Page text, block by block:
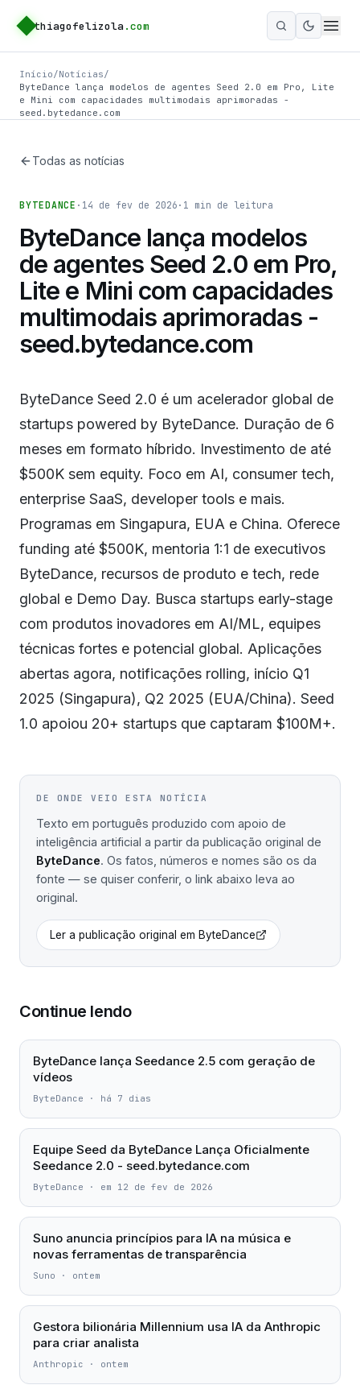
thiagofelizola .com
Ativar
Início/Notícias/
ByteDance lança modelos de agentes Seed 2.0 em Pro, Lite
e Mini com capacidades multimodais aprimoradas -
seed.bytedance.com
Todas as notícias
BYTEDANCE · 14 de fev de 2026 · 1 min de leitura
ByteDance lança modelos
de agentes Seed 2.0 em Pro,
Lite e Mini com capacidades
multimodais aprimoradas -
seed.bytedance.com
ByteDance Seed 2.0 é um acelerador global de
startups powered by ByteDance. Duração de 6
meses em formato híbrido. Investimento de até
$500K sem equity. Foco em AI, consumer tech,
enterprise SaaS, developer tools e mais.
Programas em Singapura, EUA e China. Oferece
funding até $500K, mentoria 1:1 de executivos
ByteDance, recursos de produto e tech, rede
global e Demo Day. Busca startups early-stage
com produtos inovadores em AI/ML, equipes
técnicas fortes e potencial global. Aplicações
abertas agora, notificações rolling, início Q1
2025 (Singapura), Q2 2025 (EUA/China). Seed
1.0 apoiou 20+ startups que captaram $100M+.
DE ONDE VEIO ESTA NOTÍCIA
Texto em português produzido com apoio de
inteligência artificial a partir da publicação original de
ByteDance. Os fatos, números e nomes são os da
fonte — se quiser conferir, o link abaixo leva ao
original.
Ler a publicação original em ByteDance
Continue lendo
ByteDance lança Seedance 2.5 com geração de
vídeos
ByteDance · há 7 dias
Equipe Seed da ByteDance Lança Oficialmente
Seedance 2.0 - seed.bytedance.com
ByteDance · em 12 de fev de 2026
Suno anuncia princípios para IA na música e
novas ferramentas de transparência
Suno · ontem
Gestora bilionária Millennium usa IA da Anthropic
para criar analista
Anthropic · ontem